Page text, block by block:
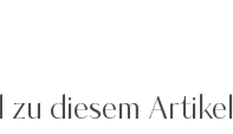
zu diesem Artikel